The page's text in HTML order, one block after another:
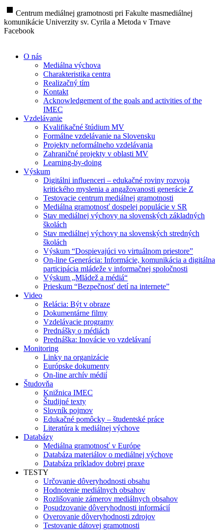
stop Centrum mediálnej gramotnosti pri Fakulte masmediálnej
komunikácie Univerzity sv. Cyrila a Metoda v Trnave
Facebook
O nás
Mediálna výchova
Charakteristika centra
Realizačný tím
Kontakt
Acknowledgement of the goals and activities of the
IMEC
Vzdelávanie
Kvalifikačné štúdium MV
Formálne vzdelávanie na Slovensku
Projekty neformálneho vzdelávania
Zahraničné projekty v oblasti MV
Learning-by-doing
Výskum
Digitálni influenceri – edukačné roviny rozvoja
kritického myslenia a angažovanosti generácie Z
Testovacie centrum mediálnej gramotnosti
Mediálna gramotnosť dospelej populácie v SR
Stav mediálnej výchovy na slovenských základných
školách
Stav mediálnej výchovy na slovenských stredných
školách
Výskum “Dospievajúci vo virtuálnom priestore”
On-line Generácia: Informácie, komunikácia a digitálna
participácia mládeže v informačnej spoločnosti
Výskum „Mládež a médiá“
Prieskum “Bezpečnosť detí na internete”
Video
Relácia: Být v obraze
Dokumentárne filmy
Vzdelávacie programy
Prednášky o médiách
Prednáška: Inovácie vo vzdelávaní
Monitoring
Linky na organizácie
Európske dokumenty
On-line archív médií
Študovňa
Knižnica IMEC
Študijné texty
Slovník pojmov
Edukačné pomôcky – študentské práce
Literatúra k mediálnej výchove
Databázy
Mediálna gramotnosť v Európe
Databáza materiálov o mediálnej výchove
Databáza príkladov dobrej praxe
TESTY
Určovanie dôveryhodnosti obsahu
Hodnotenie mediálnych obsahov
Rozlišovanie zámerov mediálnych obsahov
Posudzovanie dôveryhodnosti informácií
Overovanie dôveryhodnosti zdrojov
Testovanie dátovej gramotnosti